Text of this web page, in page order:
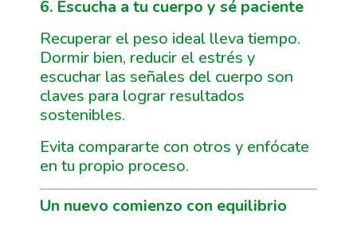
6. Escucha a tu cuerpo y sé paciente
Recuperar el peso ideal lleva tiempo.
Dormir bien, reducir el estrés y
escuchar las señales del cuerpo son
claves para lograr resultados
sostenibles.
Evita compararte con otros y enfócate
en tu propio proceso.
Un nuevo comienzo con equilibrio